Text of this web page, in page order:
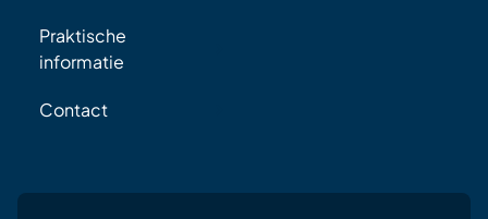
Praktische
informatie
Contact